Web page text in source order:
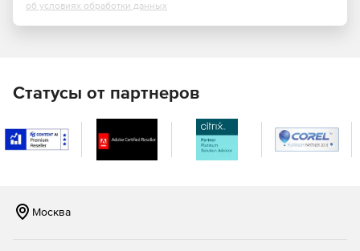
Фильтрация контента.
Профили защиты:
Межсетевых экранов типа «А» 4-ого класса
(ИТ.МЭ.А4.ПЗ).
об условиях обработки данных
Статусы от партнеров
Москва